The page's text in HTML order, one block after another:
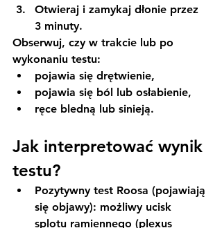
Otwieraj i zamykaj dłonie przez
3 minuty.
Obserwuj, czy w trakcie lub po
wykonaniu testu:
pojawia się drętwienie,
pojawia się ból lub osłabienie,
ręce bledną lub sinieją.
Jak interpretować wynik
testu?
Pozytywny test Roosa (pojawiają
się objawy): możliwy ucisk
splotu ramiennego (plexus